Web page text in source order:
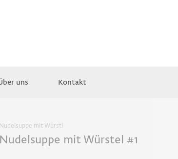
uns Kontakt
Nudelsuppe mit Würstl
Nudelsuppe mit Würstel #1